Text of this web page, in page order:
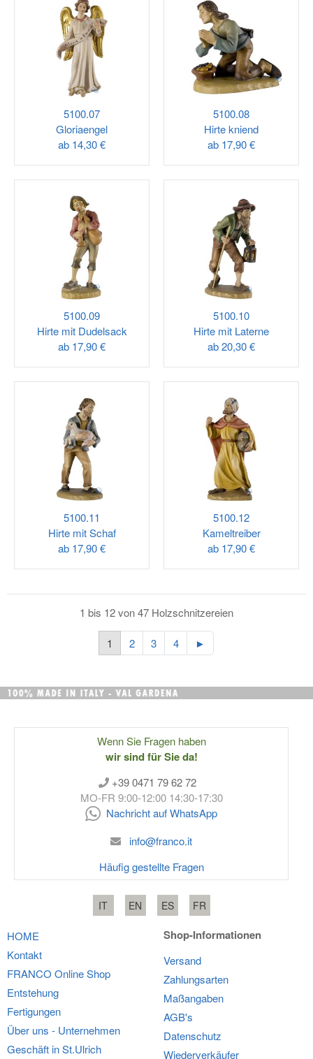
5100.07
Gloriaengel
ab 14,30 €
5100.08
Hirte kniend
ab 17,90 €
5100.09
Hirte mit Dudelsack
ab 17,90 €
5100.10
Hirte mit Laterne
ab20,30 €
5100.11
Hirte mit Schaf
ab 17,90 €
5100.12
Kameltreiber
ab 17,90 €
1 bis 12 von 47 Holzschnitzereien
1 2 3 4 ►
Wenn Sie Fragen haben
wir sind für Sie da!
+39 0471 79 62 72
MO-FR 9:00-12:00 14:30-17:30
Nachricht auf WhatsApp
info@franco.it
Häufig gestellte Fragen
IT EN ES FR
HOME
Kontakt
FRANCO Online Shop
Entstehung
Fertigungen
Über uns - Unternehmen
Geschäft in St.Ulrich
Shop-Informationen
Versand
Zahlungsarten
Maßangaben
AGB's
Datenschutz
Wiederverkäufer